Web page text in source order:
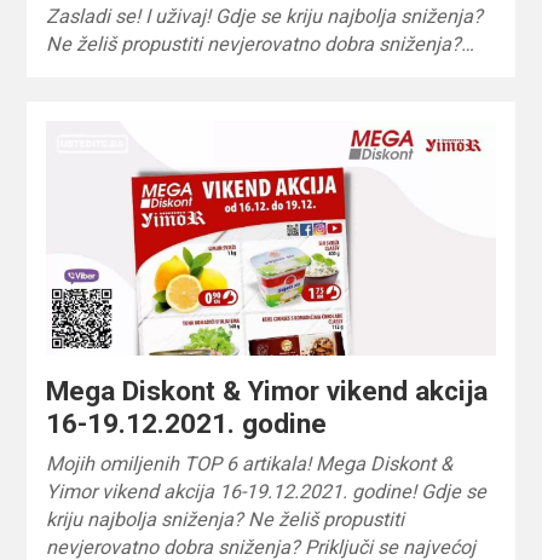
Zasladi se! I uživaj! Gdje se kriju najbolja sniženja?
Ne želiš propustiti nevjerovatno dobra sniženja?…
Mega Diskont & Yimor vikend akcija
16-19.12.2021. godine
Mojih omiljenih TOP 6 artikala! Mega Diskont &
Yimor vikend akcija 16-19.12.2021. godine! Gdje se
kriju najbolja sniženja? Ne želiš propustiti
nevjerovatno dobra sniženja? Priključi se najvećoj